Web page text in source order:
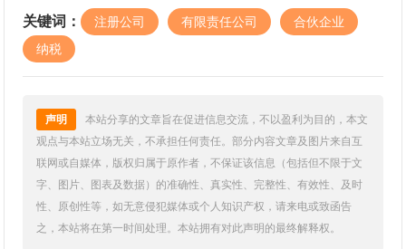
关键词： 注册公司 有限责任公司
合伙企业
纳税
声明
本站分享的文章旨在促进信息交流，不以盈利为目的，本文
观点与本站立场无关，不承担任何责任。部分内容文章及图片来自互
联网或自媒体，版权归属于原作者，不保证该信息（包括但不限于文
字、图片、图表及数据）的准确性、真实性、完整性、有效性、及时
性、原创性等，如无意侵犯媒体或个人知识产权，请来电或致函告
之，本站将在第一时间处理。本站拥有对此声明的最终解释权。